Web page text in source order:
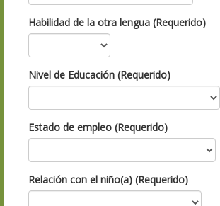
Habilidad de la otra lengua (Requerido)
Nivel de Educación (Requerido)
Estado de empleo (Requerido)
Relación con el niño(a) (Requerido)